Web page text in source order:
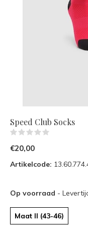
Speed Club Socks
€20,00
Artikelcode:
Op voorraad -
Maat II (43-46)